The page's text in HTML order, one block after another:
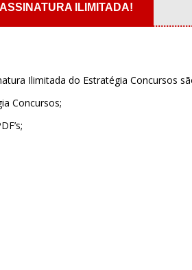
ILIMITADA!
Ilimitada do Estratégia Concursos
Concursos;